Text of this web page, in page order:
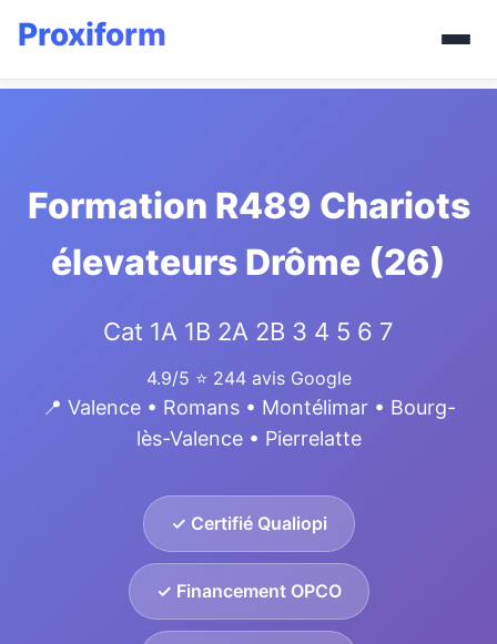
Formation R489 Chariots
élevateurs Drôme (26)
Cat 1A 1B 2A 2B 3 4 5 6 7
4.9/5 ⭐ 244 avis Google
📍 Valence • Romans • Montélimar • Bourg-
lès-Valence • Pierrelatte
✓ Certifié Qualiopi
✓ Financement OPCO